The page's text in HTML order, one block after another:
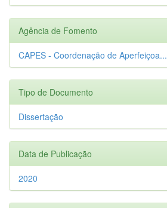
Agência de Fomento
CAPES - Coordenação de Aperfeiçoa...
Tipo de Documento
Dissertação
Data de Publicação
2020